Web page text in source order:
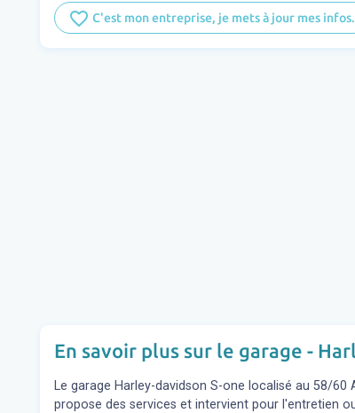
favorite_border C'est mon entreprise, je mets à jour mes infos.
En savoir plus sur le garage -
Le garage Harley-davidson S-one localisé au 58/60
propose des services et intervient pour l'entretien